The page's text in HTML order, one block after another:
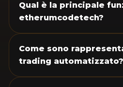
Qual è la principale
etherumcodetech?
Come sono
trading automatizzato?